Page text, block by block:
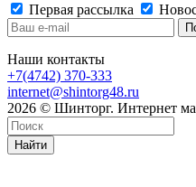
Первая рассылка
Наши контакты
+7(4742) 370-333
internet@shintorg48.ru
2026 © Шинторг. Интернет
Найти